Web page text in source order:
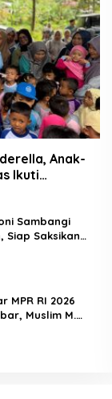
Anak-
Ikuti
Sambangi
Siap Saksikan
LCC Empat Pilar
MPR RI 2026
Muslim M.
Pentingnya